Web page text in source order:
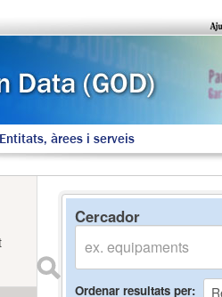
Entitats, àrees i serveis
Cercador
Ordenar resultats per